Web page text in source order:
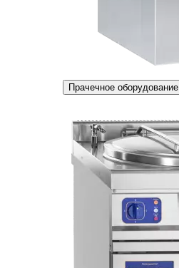
Прачечное оборудование